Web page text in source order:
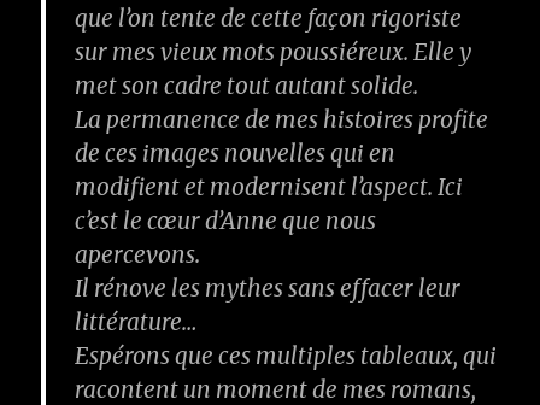
que l’on tente de cette façon rigoriste
sur mes vieux mots poussiéreux. Elle y
met son cadre tout autant solide.
La permanence de mes histoires profite
de ces images nouvelles qui en
modifient et modernisent l’aspect. Ici
c’est le cœur d’Anne que nous
apercevons.
Il rénove les mythes sans effacer leur
littérature…
Espérons que ces multiples tableaux, qui
racontent un moment de mes romans,